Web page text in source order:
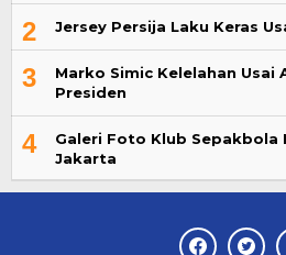
2 Jersey Persija Laku Keras
3
Marko Simic Kelelahan Usai
Presiden
4
Galeri Foto Klub Sepakbola
Jakarta